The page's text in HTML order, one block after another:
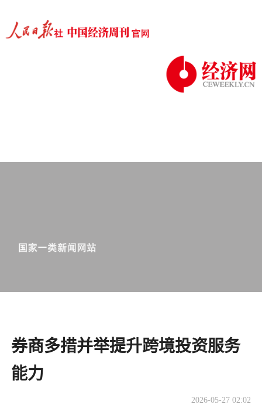
券商多措并举提升跨境投资服务
能力
2026-05-27 02:02